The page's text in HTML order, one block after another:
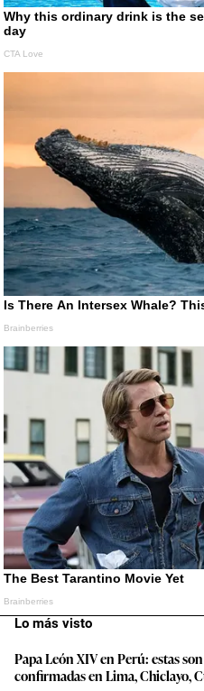
Lo más visto
Papa León XIV en Perú: estas
confirmadas en Lima, Chiclayo,